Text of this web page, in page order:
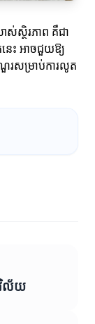
ស់ស្ថិរភាព គឺជា
េះ អាចជួយឱ្យ
រសម្រាប់ការលូត
វិល័យ